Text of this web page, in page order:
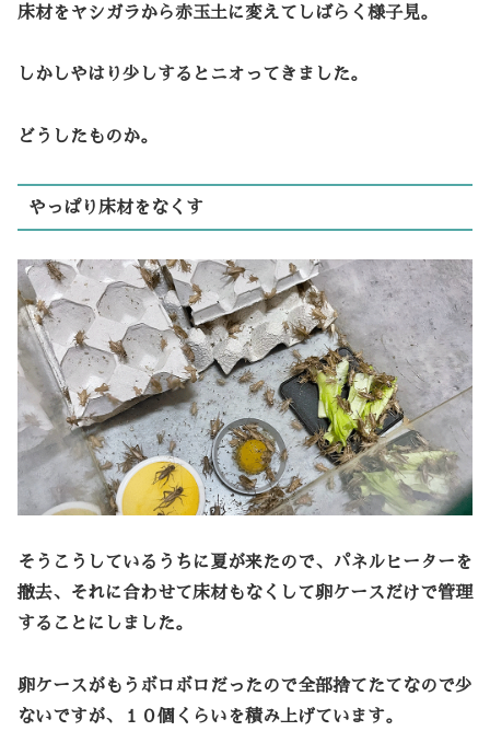
床材をヤシガラから赤玉土に変えてしばらく様子見。
しかしやはり少しするとニオってきました。
どうしたものか。
やっぱり床材をなくす
そうこうしているうちに夏が来たので、パネルヒーターを
撤去、それに合わせて床材もなくして卵ケースだけで管理
することにしました。
卵ケースがもうボロボロだったので全部捨てたてなので少
ないですが、１０個くらいを積み上げています。